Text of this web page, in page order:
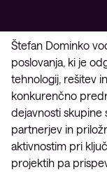
Štefan Dominko
poslovanja, ki je
tehnologij, rešitev
konkurenčno
dejavnosti skupine
partnerjev in
aktivnostim pri
projektih pa